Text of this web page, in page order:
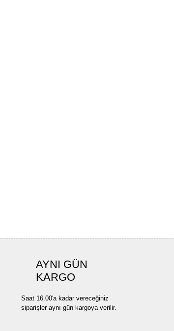
AYNI GÜN
KARGO
Saat 16.00'a kadar vereceğiniz
siparişler aynı gün kargoya verilir.